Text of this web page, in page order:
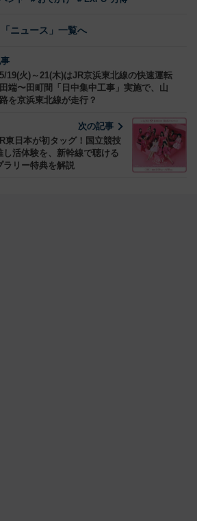
「ニュース」一覧へ
5/19(火)～21(木)はJR京浜東北線の快速運転
端〜田町間「日中集中工事」実施で、山
を京浜東北線が走行？
次の記事
東日本が初タッグ！国立競技
活体験を、新幹線で聴ける
ラリー特典を解説